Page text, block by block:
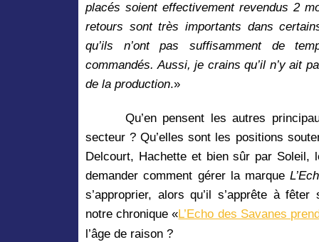
placés soient effectivement revendus 2
retours sont très importants dans
qu’ils n’ont pas suffisamment de
commandés. Aussi, je crains qu’il n’y ait
de la production.»
Qu’en pensent les autres
secteur ? Qu’elles sont les positions
Delcourt, Hachette et bien sûr par Soleil,
demander comment gérer la marque
s’approprier, alors qu’il s’apprête à
notre chronique«L’Echo des Savanes
l’âge de raison ?